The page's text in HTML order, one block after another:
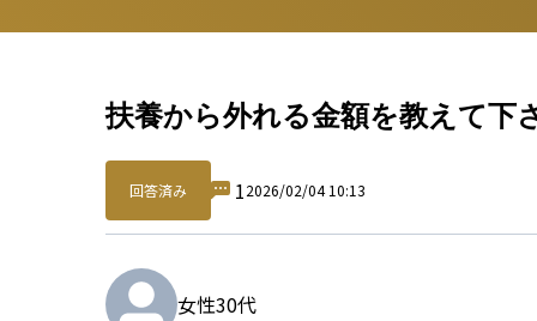
扶養から外れる金額を教えて下
回答済み 12026/02/04 10:13
女性30代